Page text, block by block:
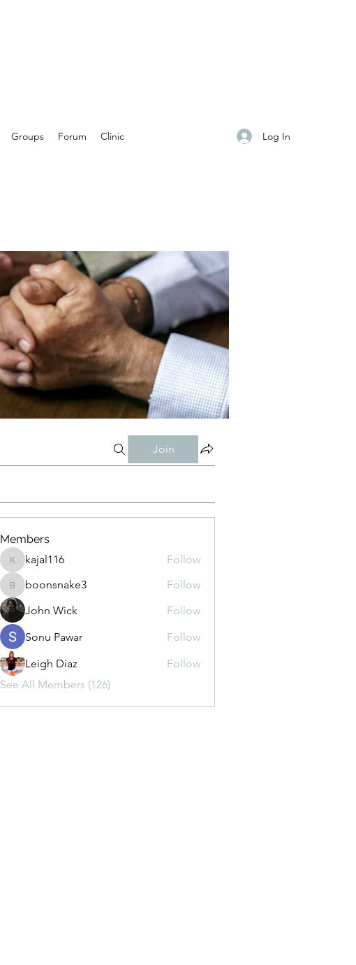
Groups Forum Clinic Log In
Join
Members
kajal116
kajal116 Follow
boonsnake3
boonsnake3
Follow
John Wick
Follow
Sonu Pawar
Follow
Leigh Diaz
Follow
See All Members (126)